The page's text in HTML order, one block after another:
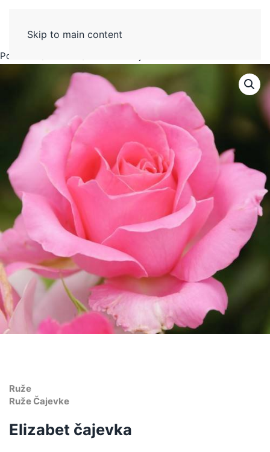
Skip to main content
Početak
Ruže
Ruže Čajevke
Elizabet čajevka